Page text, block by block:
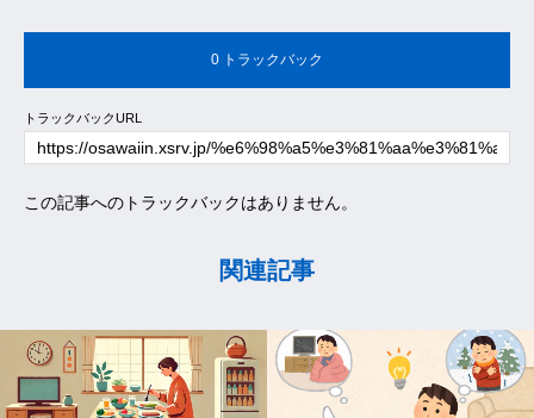
0 トラックバック
トラックバックURL
この記事へのトラックバックはありません。
関連記事